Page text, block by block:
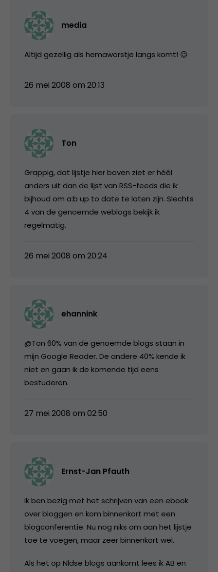
media
Altijd gezellig als hemaworstje langs komt! 😉
26 mei 2008 om 20:13
Ton
Grappig, dat lijstje hier boven ziet er héél
anders uit dan de lijst van RSS-feeds die ik
bijhoud om a:b up to date te laten zijn. Slechts
4 van de genoemde weblogs bekijk ik
regelmatig.
26 mei 2008 om 20:24
ehannink
@Ton 60% van de genoemde blogs staan in
mijn Google Reader. De andere 40% kende ik
niet en gaan ik de komende tijd eens
bestuderen.
27 mei 2008 om 02:50
Ernst-Jan Pfauth
Ik ben bezig met het schrijven van een ebook
over bloggen en kom binnenkort met een
blogconferentie. Nu nog niks om aan het lijstje
toe te voegen, maar zeer binnenkort wel.
Als het op Nldse blogs aankomt lees ik AB en